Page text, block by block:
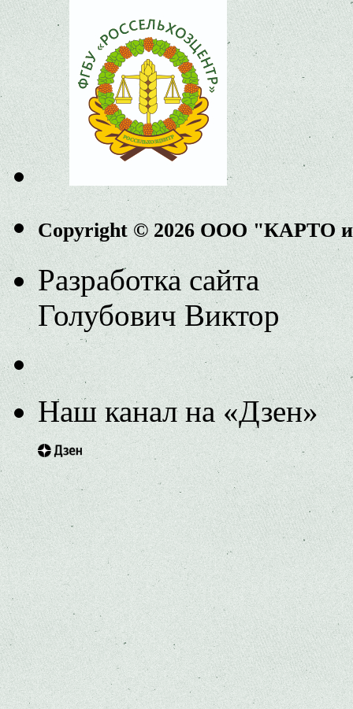
Copyright © 2026 ООО "КАРТО
Разработка сайта
Голубович Виктор
Наш канал на «Дзен»